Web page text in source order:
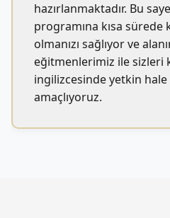
hazırlanmaktadır. Bu
programına kısa sürede
olmanızı sağlıyor ve
eğitmenlerimiz ile sizleri
ingilizcesinde yetkin
amaçlıyoruz.